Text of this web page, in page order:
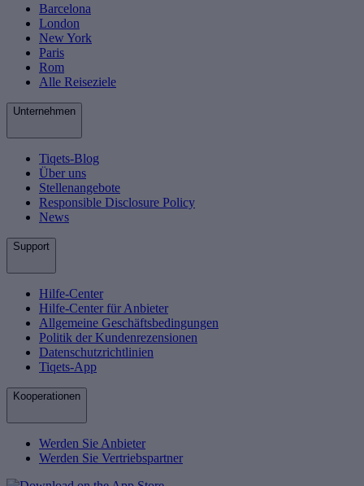
Barcelona
London
New York
Paris
Rom
Alle Reiseziele
Unternehmen
Tiqets-Blog
Über uns
Stellenangebote
Responsible Disclosure Policy
News
Support
Hilfe-Center
Hilfe-Center für Anbieter
Allgemeine Geschäftsbedingungen
Politik der Kundenrezensionen
Datenschutzrichtlinien
Tiqets-App
Kooperationen
Werden Sie Anbieter
Werden Sie Vertriebspartner